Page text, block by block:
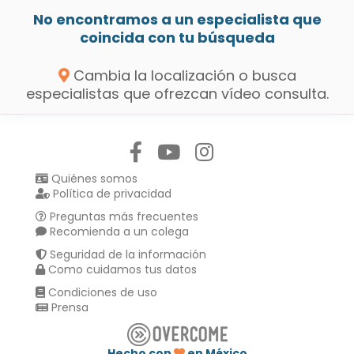
No encontramos a un especialista que
coincida con tu búsqueda
Cambia la localización o busca
especialistas que ofrezcan vídeo consulta.
Quiénes somos
Política de privacidad
Preguntas más frecuentes
Recomienda a un colega
Seguridad de la información
Como cuidamos tus datos
Condiciones de uso
Prensa